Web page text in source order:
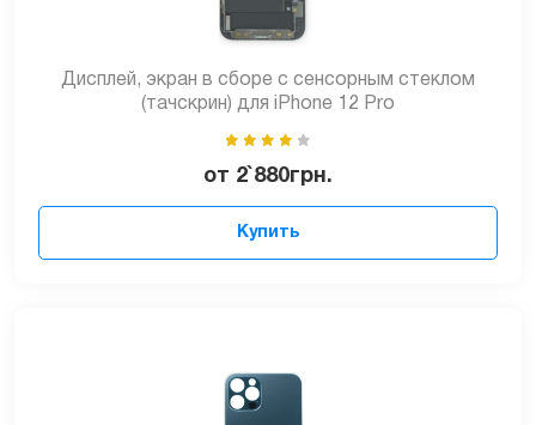
Дисплей, экран в сборе с сенсорным стеклом
(тачскрин) для iPhone 12 Pro
от 2`880грн.
Купить